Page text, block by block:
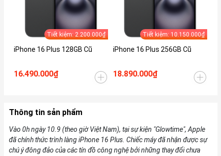
Tiết kiệm: 2.200.000₫
iPhone 16 Plus 128GB Cũ
16.490.000₫
Tiết kiệm: 10.150.000₫
iPhone 16 Plus 256GB Cũ
18.890.000₫
Thông tin sản phẩm
Vào 0h ngày 10.9 (theo giờ Việt Nam), tại sự kiện "Glowtime", Apple
đã chính thức trình làng iPhone 16 Plus. Chiếc máy đã nhận được sự
chú ý đông đảo của các tín đồ công nghệ bởi những thay đổi chưa